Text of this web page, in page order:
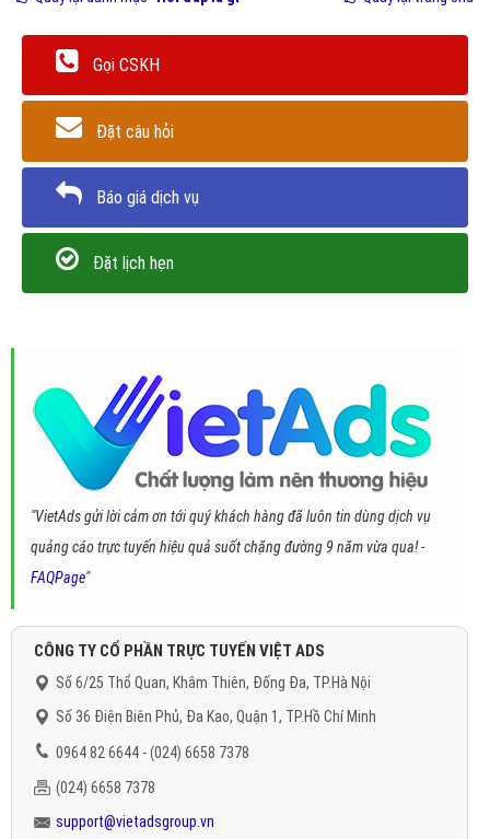
Gọi CSKH
Đặt câu hỏi
Báo giá dịch vụ
Đặt lịch hẹn
"VietAds gửi lời cảm ơn tới quý khách hàng đã luôn tin dùng dịch vụ
quảng cáo trực tuyến hiệu quả suốt chặng đường 9 năm vừa qua! -
FAQPage"
CÔNG TY CỔ PHẦN TRỰC TUYẾN VIỆT ADS
Số 6/25 Thổ Quan, Khâm Thiên, Đống Đa, TP.Hà Nội
Số 36 Điện Biên Phủ, Đa Kao, Quận 1, TP.Hồ Chí Minh
0964 82 6644 - (024) 6658 7378
(024) 6658 7378
support@vietadsgroup.vn